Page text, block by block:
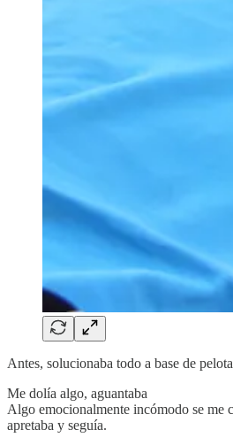
Antes, solucionaba todo a base de
Me dolía algo, aguantaba
Algo emocionalmente incómodo se me
apretaba y seguía.